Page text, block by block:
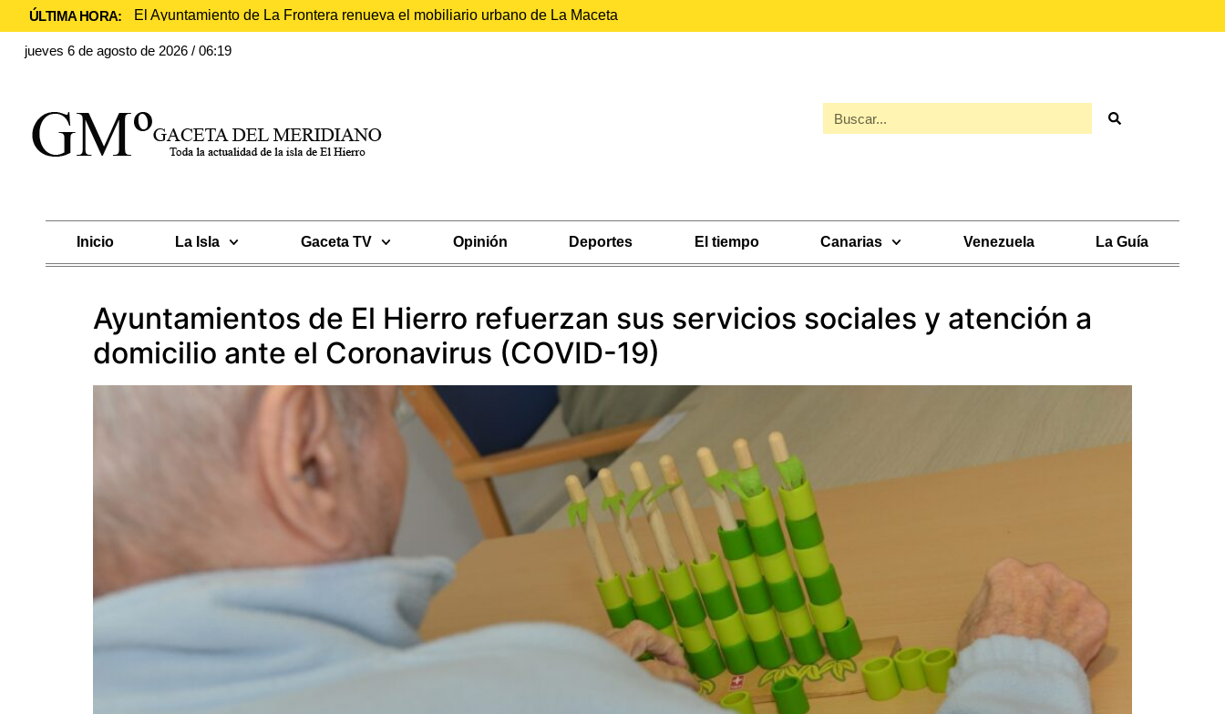
ÚLTIMA HORA: El Ayuntamiento de La Frontera renueva el mobiliario urbano de La Maceta
jueves 6 de agosto de 2026 / 06:19
Inicio La Isla Gaceta TV Opinión Deportes El tiempo Canarias Venezuela La Guía
Ayuntamientos de El Hierro refuerzan sus servicios sociales y atención a
domicilio ante el Coronavirus (COVID-19)